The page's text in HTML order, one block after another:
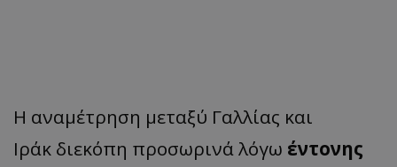
Η αναμέτρηση μεταξύ Γαλλίας και
Ιράκ διεκόπη προσωρινά λόγω έντονης